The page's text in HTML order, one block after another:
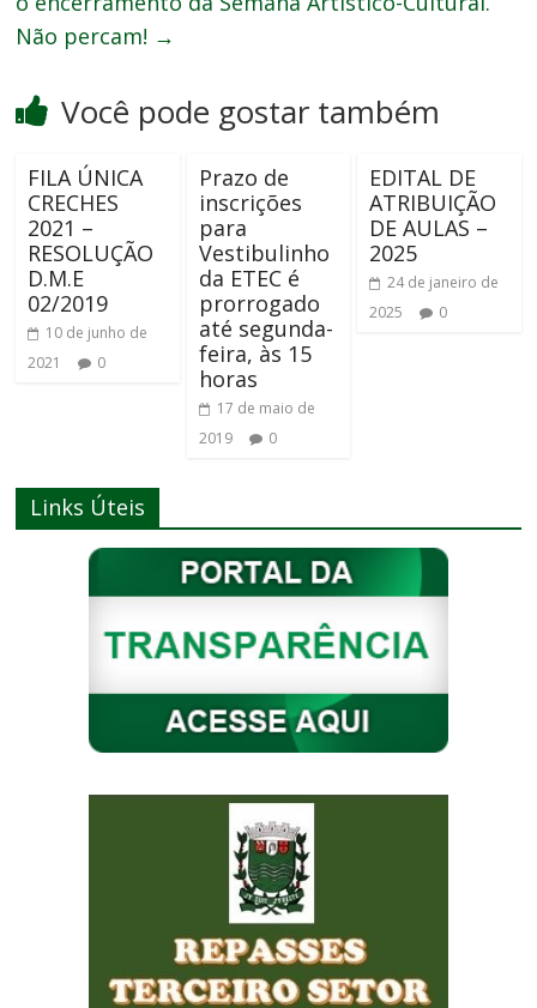
Não percam! →
Você pode gostar também
FILA ÚNICA
CRECHES
2021 –
RESOLUÇÃO
D.M.E
02/2019
10 de junho de
2021
0
Prazo de
inscrições
para
Vestibulinho
da ETEC é
prorrogado
até segunda-
feira, às 15
horas
17 de maio de
2019
0
EDITAL DE
ATRIBUIÇÃO
DE AULAS –
2025
24 de janeiro de
2025
0
Links Úteis